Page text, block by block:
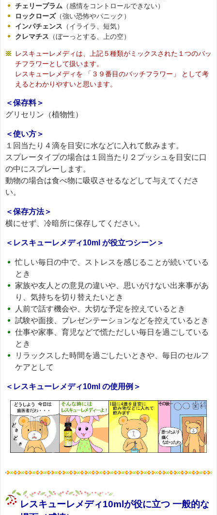
チェリープラム （感情をコントロールできない）
ロックローズ（強い恐怖やパニック）
インパチェンス （イライラ、短気）
クレマチス （ぼーっとする、上の空）
レスキューレメディは、上記５種類がミックスされた１つのバッ
チフラワーとして扱います。
レスキューレメディを 「３９番目のバッチフラワー」 として考
えるとわかりやすいと思います。
＜保存料＞
グリセリン（植物性）
＜使い方＞
１回当たり４滴を目安に水などに入れて飲みます。
スプレータイプの場合は１回当たり２プッシュを目安に口
の中にスプレーします。
動物の場合は食べ物に吸収させるなどして与えてくださ
い。
＜保存方法＞
横にせず、冷暗所に保存してください。
＜レスキューレメディ10ml が役立つシーン＞
忙しい毎日の中で、ストレスを感じることが続いている
とき
家族や友人との意見の違いや、思いがけない出来事があ
り、気持ちを切り替えたいとき
人前で話す機会や、大切な予定を控えているとき
試験や面接、プレゼンテーションなどを控えているとき
仕事や家事、育児などで慌ただしい毎日を過ごしている
とき
リラックスした時間を過ごしたいときや、毎日のセルフ
ケアとして
＜レスキューレメディ10ml の使用例＞
レスキューレメディ10mlが役に立つ 一般的な